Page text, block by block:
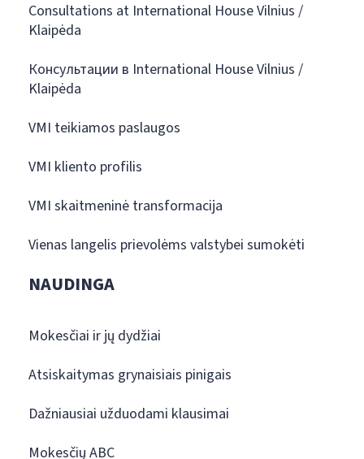
Consultations at International House Vilnius /
Klaipėda
Консультации в International House Vilnius /
Klaipėda
VMI teikiamos paslaugos
VMI kliento profilis
VMI skaitmeninė transformacija
Vienas langelis prievolėms valstybei sumokėti
NAUDINGA
Mokesčiai ir jų dydžiai
Atsiskaitymas grynaisiais pinigais
Dažniausiai užduodami klausimai
Mokesčių ABC